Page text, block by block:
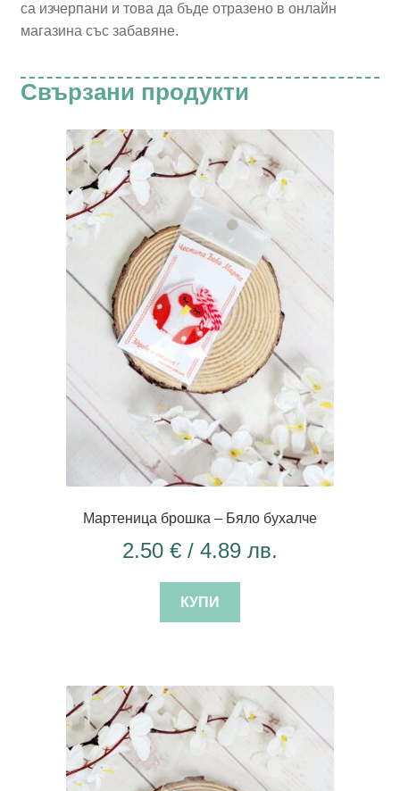
са изчерпани и това да бъде отразено в онлайн
магазина със забавяне.
Свързани продукти
Мартеница брошка – Бяло бухалче
2.50 € / 4.89 лв.
КУПИ